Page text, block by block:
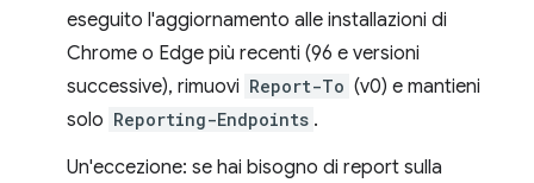
eseguito l'aggiornamento alle installazioni di
Chrome o Edge più recenti (96 e versioni
successive), rimuovi Report-To (v0) e mantieni
solo Reporting-Endpoints .
Un'eccezione: se hai bisogno di report sulla